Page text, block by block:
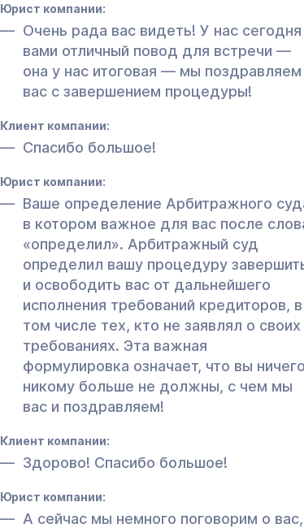
Юрист компании:
Очень рада вас видеть! У нас сегодня
вами отличный повод для встречи —
она у нас итоговая — мы поздравляем
вас с завершением процедуры!
Клиент компании:
Спасибо большое!
Юрист компании:
Ваше определение Арбитражного
в котором важное для вас после
«определил». Арбитражный суд
определил вашу процедуру
и освободить вас от дальнейшего
исполнения требований кредиторов, в
том числе тех, кто не заявлял о своих
требованиях. Эта важная
формулировка означает, что вы ничего
никому больше не должны, с чем мы
вас и поздравляем!
Клиент компании:
Здорово! Спасибо большое!
Юрист компании:
А сейчас мы немного поговорим о